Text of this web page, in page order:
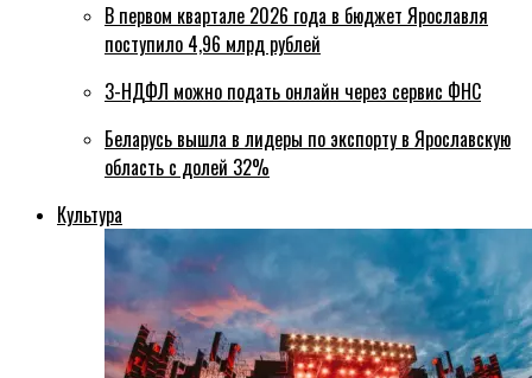
В первом квартале 2026 года в бюджет Ярославля
поступило 4,96 млрд рублей
3-НДФЛ можно подать онлайн через сервис ФНС
Беларусь вышла в лидеры по экспорту в Ярославскую
область с долей 32%
Культура